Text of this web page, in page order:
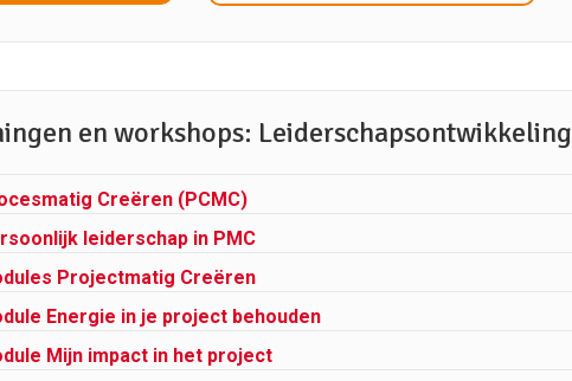
en workshops: Leiderschaps­ontwikkeling
Creëren (PCMC)
leiderschap in PMC
Projectmatig Creëren
Energie in je project behouden
Mijn impact in het project